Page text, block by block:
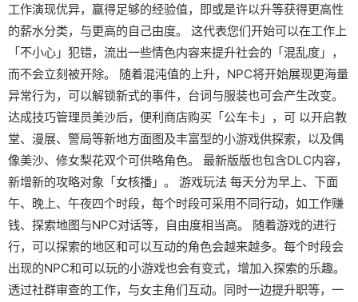
工作演现优异，赢得足够的经验值，即或是许以升等获得更高性
的薪水分类，与更高的自己由度。 这代表您们开始可以在工作上
「不小心」犯错，流出一些情色内容来提升社会的「混乱度」，
而不会立刻被开除。 随着混沌值的上升，NPC将开始展现更海量
异常行为，可以解锁新式的事件，台词与服装也可会产生改变。
达成技巧管理员美沙后，便利商店购买「公车卡」，可 以开启教
堂、漫展、警局等新地方面图及丰富型的小游戏供探索，以及偶
像美沙、修女梨花双个可供略角色。 最新版版也包含DLC内容，
新增新的攻略对象「女核播」。 游戏玩法 每天分为早上、下面
午、晚上、午夜四个时段，每个时段可采用不同行动，如工作赚
钱、探索地图与NPC对话等，自由度相当高。 随着游戏的进行
行，可以探索的地区和可以互动的角色会越来越多。每个时段会
出现的NPC和可以玩的小游戏也会有变式，增加入探索的乐趣。
透过社群审查的工作，与女主角们互动。同时一边提升职等，一